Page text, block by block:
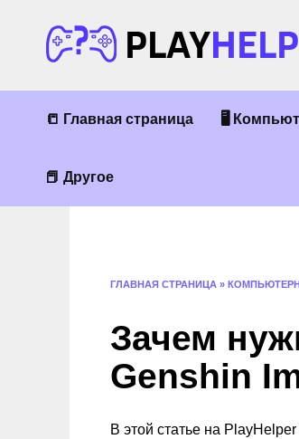
содержанию
📒 Главная страница 🖥
📕 Другое
ГЛАВНАЯ СТРАНИЦА »
Зачем
Genshin
В этой статье на